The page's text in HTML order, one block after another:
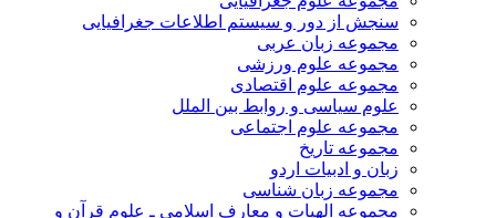
سنجش از دور و سیستم اطلاعات جغرافیایی
مجموعه زبان عربی
مجموعه علوم ورزشی
مجموعه علوم اقتصادی
علوم سیاسی و روابط بین الملل
مجموعه علوم اجتماعی
مجموعه تاریخ
زبان و ادبیات اردو
مجموعه زبان شناسی
مجموعه الهیات و معارف اسلامی ـ علوم قرآن و